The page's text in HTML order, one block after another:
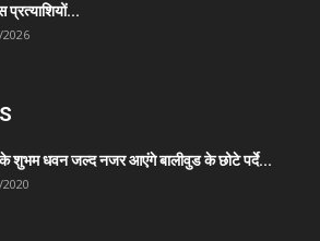
प्रत्याशियों...
शुभम धवन जल्द नजर आएंगे बालीवुड के छोटे पर्दे...